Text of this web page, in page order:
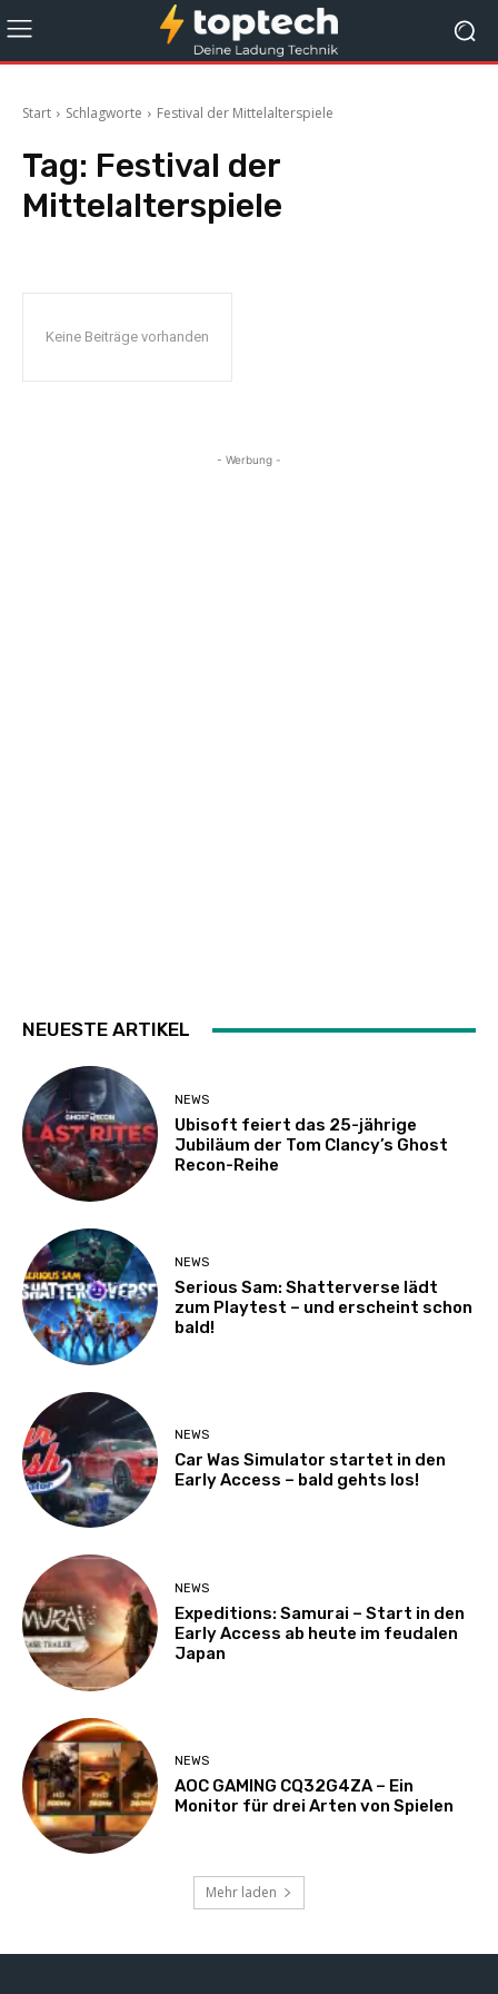
Start Schlagworte Festival der Mittelalterspiele
Tag: Festival der
Mittelalterspiele
Keine Beiträge vorhanden
- Werbung -
NEUESTE ARTIKEL
NEWS
Ubisoft feiert das 25-jährige
Jubiläum der Tom Clancy’s Ghost
Recon-Reihe
NEWS
Serious Sam: Shatterverse lädt
zum Playtest – und erscheint schon
bald!
NEWS
Car Was Simulator startet in den
Early Access – bald gehts los!
NEWS
Expeditions: Samurai – Start in den
Early Access ab heute im feudalen
Japan
NEWS
AOC GAMING CQ32G4ZA – Ein
Monitor für drei Arten von Spielen
Mehr laden